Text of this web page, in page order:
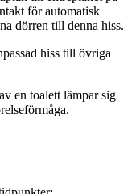
för automatisk
dörren till denna hiss.
hiss till övriga
en toalett lämpar sig